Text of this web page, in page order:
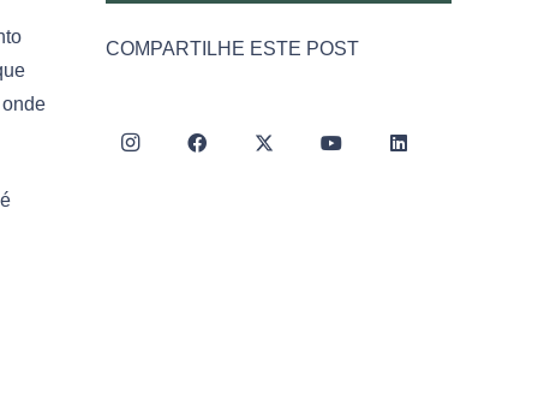
COMPARTILHE ESTE POST